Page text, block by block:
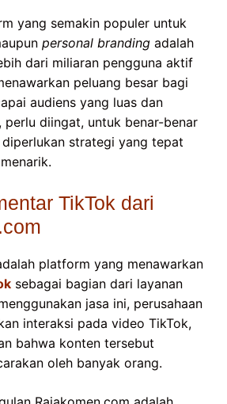
yang semakin populer untuk
personal branding adalah
dari miliaran pengguna aktif
peluang besar bagi
audiens yang luas dan
perlu diingat, untuk benar-benar
diperlukan strategi yang tepat
TikTok dari
platform yang menawarkan
sebagai bagian dari layanan
jasa ini, perusahaan
interaksi pada video TikTok,
bahwa konten tersebut
oleh banyak orang.